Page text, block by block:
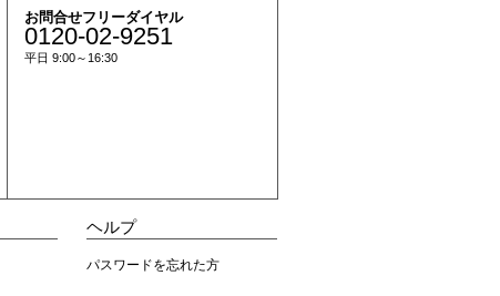
お問合せフリーダイヤル
0120-02-9251
平日 9:00～16:30
ヘルプ
パスワードを忘れた方